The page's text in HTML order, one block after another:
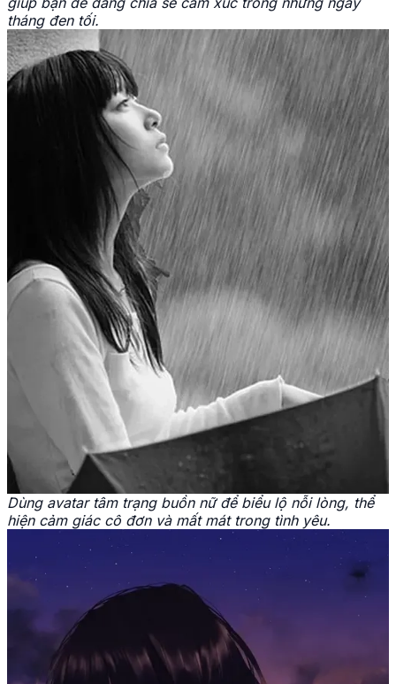
tháng đen tối.
Dùng avatar tâm trạng buồn nữ để biểu lộ nỗi lòng, thể
hiện cảm giác cô đơn và mất mát trong tình yêu.